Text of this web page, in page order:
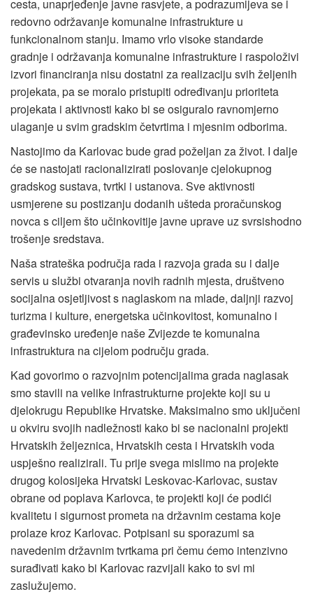
cesta, unaprjeđenje javne rasvjete, a podrazumijeva se i
redovno održavanje komunalne infrastrukture u
funkcionalnom stanju. Imamo vrlo visoke standarde
gradnje i održavanja komunalne infrastrukture i raspoloživi
izvori financiranja nisu dostatni za realizaciju svih željenih
projekata, pa se moralo pristupiti određivanju prioriteta
projekata i aktivnosti kako bi se osiguralo ravnomjerno
ulaganje u svim gradskim četvrtima i mjesnim odborima.
Nastojimo da Karlovac bude grad poželjan za život. I dalje
će se nastojati racionalizirati poslovanje cjelokupnog
gradskog sustava, tvrtki i ustanova. Sve aktivnosti
usmjerene su postizanju dodanih ušteda proračunskog
novca s ciljem što učinkovitije javne uprave uz svrsishodno
trošenje sredstava.
Naša strateška područja rada i razvoja grada su i dalje
servis u službi otvaranja novih radnih mjesta, društveno
socijalna osjetljivost s naglaskom na mlade, daljnji razvoj
turizma i kulture, energetska učinkovitost, komunalno i
građevinsko uređenje naše Zvijezde te komunalna
infrastruktura na cijelom području grada.
Kad govorimo o razvojnim potencijalima grada naglasak
smo stavili na velike infrastrukturne projekte koji su u
djelokrugu Republike Hrvatske. Maksimalno smo uključeni
u okviru svojih nadležnosti kako bi se nacionalni projekti
Hrvatskih željeznica, Hrvatskih cesta i Hrvatskih voda
uspješno realizirali. Tu prije svega mislimo na projekte
drugog kolosijeka Hrvatski Leskovac-Karlovac, sustav
obrane od poplava Karlovca, te projekti koji će podići
kvalitetu i sigurnost prometa na državnim cestama koje
prolaze kroz Karlovac. Potpisani su sporazumi sa
navedenim državnim tvrtkama pri čemu ćemo intenzivno
surađivati kako bi Karlovac razvijali kako to svi mi
zaslužujemo.